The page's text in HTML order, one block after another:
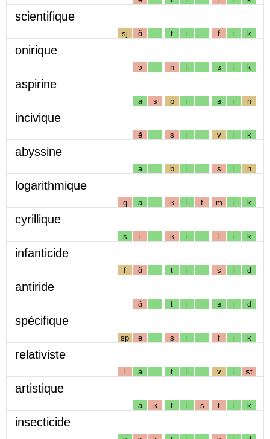
scientifique
sj ɑ̃ t i f i k
onirique
ɔ n i ʁ i k
aspirine
a s p i ʁ i n
incivique
ẽ s i v i k
abyssine
a b i s i n
logarithmique
g a ʁ i t m i k
cyrillique
s i ʁ i l i k
infanticide
f ɑ̃ t i s i d
antiride
ɑ̃ t i ʁ i d
spécifique
sp e s i f i k
relativiste
l a t i v i st
artistique
a ʁ t i s t i k
insecticide